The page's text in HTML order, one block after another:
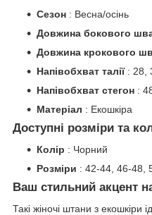
Сезон : Весна/осінь
Довжина бокового
Довжина крокового
Напівобхват талії: 28,
Напівобхват стегон :
Матеріал : Екошкіра
Доступні розміри та
Колір : Чорний
Розміри : 42-44, 46-48,
Ваш стильний акцент
Такі жіночі штани з екошкіри